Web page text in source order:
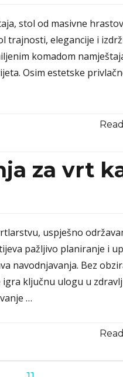
stol od masivne
trajnosti, elegancije i
komadom
Osim estetske
za vrt
uspješno
pažljivo planiranje i
navodnjavanja. Bez
ključnu ulogu u
…